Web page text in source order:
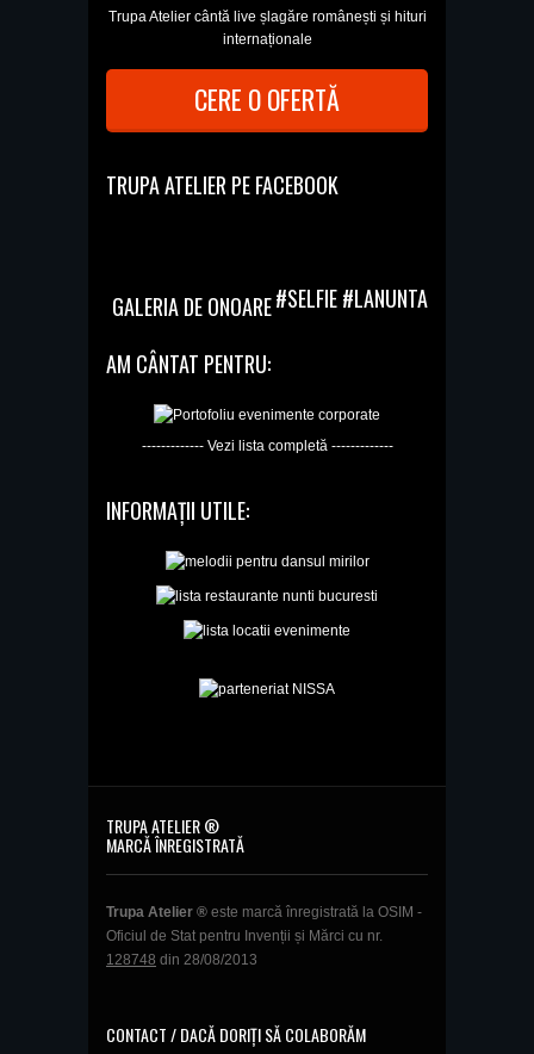
Trupa Atelier cântă live șlagăre românești și hituri
internaționale
CERE O OFERTĂ
TRUPA ATELIER PE FACEBOOK
GALERIA DE ONOARE#SELFIE #LANUNTA
AM CÂNTAT PENTRU:
------------- Vezi lista completă -------------
INFORMAȚII UTILE:
TRUPA ATELIER ®
MARCĂ ÎNREGISTRATĂ
Trupa Atelier ® este marcă înregistrată la OSIM -
Oficiul de Stat pentru Invenții și Mărci cu nr.
128748 din 28/08/2013
CONTACT / DACĂ DORIȚI SĂ COLABORĂM